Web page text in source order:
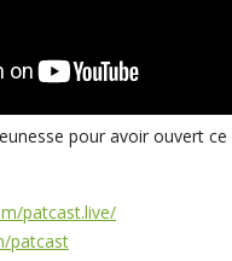
pour avoir ouvert
patcast.live/
patcast